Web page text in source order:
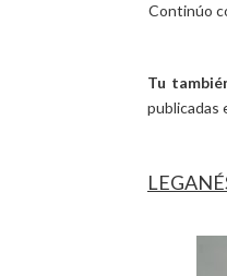
Continúo
Tu
publicadas